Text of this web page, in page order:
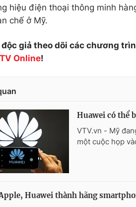
hiệu điện thoại thông minh
chế ở Mỹ.
giả theo dõi các chương
TV Online!
Huawei có thể
VTV.vn - Mỹ
một cuộc họp
Huawei thành hãng